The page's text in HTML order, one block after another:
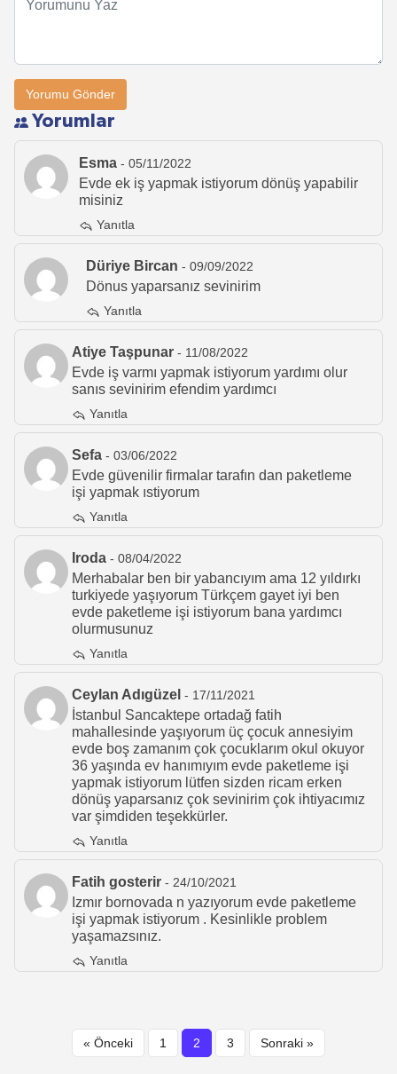
Yorumlar
Esma - 05/11/2022
Evde ek iş yapmak istiyorum dönüş yapabilir
misiniz
Yanıtla
Düriye Bircan - 09/09/2022
Dönus yaparsanız sevinirim
Yanıtla
Atiye Taşpunar - 11/08/2022
Evde iş varmı yapmak istiyorum yardımı olur
sanıs sevinirim efendim yardımcı
Yanıtla
Sefa - 03/06/2022
Evde güvenilir firmalar tarafın dan paketleme
işi yapmak ıstiyorum
Yanıtla
Iroda - 08/04/2022
Merhabalar ben bir yabancıyım ama 12 yıldırkı
turkiyede yaşıyorum Türkçem gayet iyi ben
evde paketleme işi istiyorum bana yardımcı
olurmusunuz
Yanıtla
Ceylan Adıgüzel - 17/11/2021
İstanbul Sancaktepe ortadağ fatih
mahallesinde yaşıyorum üç çocuk annesiyim
evde boş zamanım çok çocuklarım okul okuyor
36 yaşında ev hanımıyım evde paketleme işi
yapmak istiyorum lütfen sizden ricam erken
dönüş yaparsanız çok sevinirim çok ihtiyacımız
var şimdiden teşekkürler.
Yanıtla
Fatih gosterir - 24/10/2021
Izmır bornovada n yazıyorum evde paketleme
işi yapmak istiyorum . Kesinlikle problem
yaşamazsınız.
Yanıtla
« Önceki 1 2 3 Sonraki »